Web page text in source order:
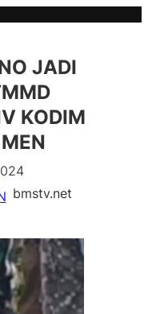
JADI
KODIM
bmstv.net